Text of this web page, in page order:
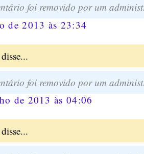
foi removido por um
de 2013 às 23:34
foi removido por um
de 2013 às 04:06